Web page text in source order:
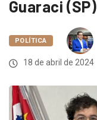
Guaraci (SP)
POLÍTICA
18 de abril de 2024